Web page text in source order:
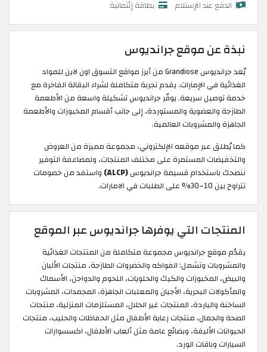
الدفع عند الإستلام بطاقة إئتمانية
نبذة عن موقع جرانديوس
يُعد جرانديوس Grandiose من أبرز مواقع التسوق اون لاين للمواد
الغذائية في الإمارات. يقدم تجربة متكاملة لشراء البقالة الفاخرة مع
خدمة توصيل سريعة. يوفّر جرانديوس تشكيلة واسعة من الأطعمة
الطازجة والعضوية والمستوردة، إلى جانب أقسام المخبوزات والأطعمة
الجاهزة والمشروبات العالمية.
كما يُطلق عبر موقعه الإلكتروني، مجموعة مميزة من العروض
والتخفيضات المستمرة على مختلف المنتجات، ولمضاعفة التوفير
ننصحك باستخدام قسيمة جرانديوس(ALCP)
واستفد من خصومات
تتراوح بين 10–30% على الطلبات في الامارات.
المنتجات التي يوفرها جرانديوس عبر الموقع
يقدّم موقع جرانديوس مجموعة متكاملة من المنتجات الغذائية
والمشروبات وتشمل: الفواكه والخضروات الطازجة، منتجات الألبان
والبيض، المخبوزات والكيك والحلويات، اللحوم والدواجن، الأسماك
والمأكولات البحرية، الأجبان والمعلبات الجاهزة، المجمدات، المشروبات
الساخنة والباردة، المنتجات غير الحلال، المستلزمات المنزلية، منتجات
الصحة والجمال، منتجات رعاية الأطفال مثل الحفاظات والحليب، منتجات
الحيوانات الأليفة، وبضائع عامة مثل ألعاب الأطفال، اكسسوارات
السيارات وباقات الورد.